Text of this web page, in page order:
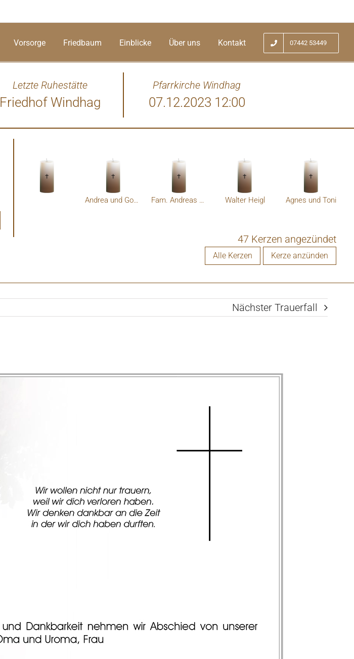
Vorsorge Friedbaum Einblicke Über uns Kontakt 07442 53449
Letzte Ruhestätte
Friedhof Windhag
Pfarrkirche Windhag
07.12.2023 12:00
haben sie als sehr liebe Frau in Erinnerung behalten. Den Angehörigen
wollen wir hiermit unser aufrichtiges Beileid ausdrücken. Rudi und Sissi
Langheld
Andrea und Gottfried Heigl Fam. Andreas und Eva Hochpöchler Walter Heigl Agnes und Toni
47 Kerzen angezündet
Alle Kerzen Kerze anzünden
Nächster Trauerfall